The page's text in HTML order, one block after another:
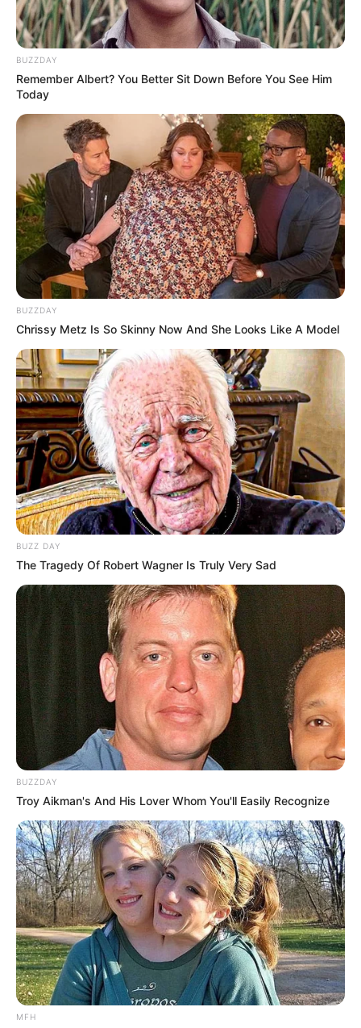
Beby Tsabina Salshabilla Adriani
TULIS KOMENTAR
Alamat email Anda tidak akan dipublikasikan. Ruas yang wajib ditandai*
BUZZDAY
Remember Albert? You Better Sit Down Before You See Him
Today
BUZZDAY
Chrissy Metz Is So Skinny Now And She Looks Like A Model
BUZZ DAY
The Tragedy Of Robert Wagner Is Truly Very Sad
BUZZDAY
Troy Aikman's And His Lover Whom You'll Easily Recognize
MFH